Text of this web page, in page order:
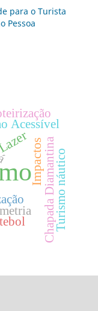
para o Turista
Pessoa
Impactos
Acessível
Chapada DiamantinaTurismo náutico